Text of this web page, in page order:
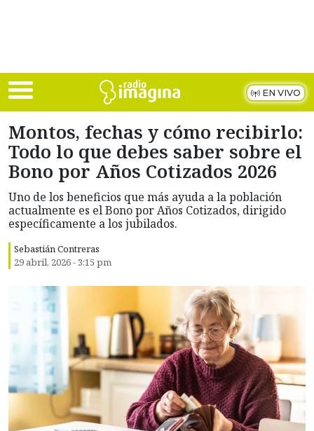
EN VIVO
Montos, fechas y cómo recibirlo:
Todo lo que debes saber sobre el
Bono por Años Cotizados 2026
Uno de los beneficios que más ayuda a la población
actualmente es el Bono por Años Cotizados, dirigido
específicamente a los jubilados.
Sebastián Contreras
29 abril, 2026 - 3:15 pm